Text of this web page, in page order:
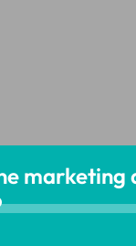
marketing